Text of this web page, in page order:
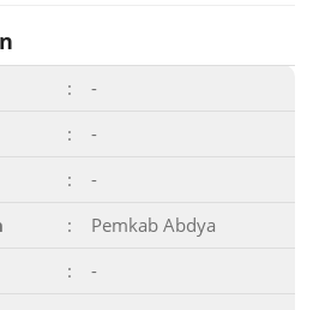
:
-
:
-
:
-
:
Pemkab Abdya
:
-